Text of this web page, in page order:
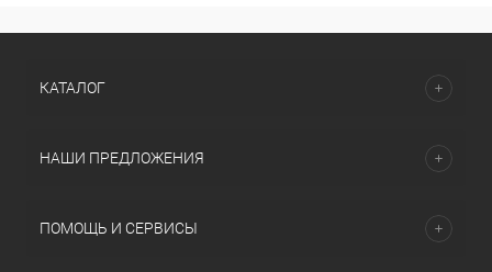
КАТАЛОГ
НАШИ ПРЕДЛОЖЕНИЯ
ПОМОЩЬ И СЕРВИСЫ